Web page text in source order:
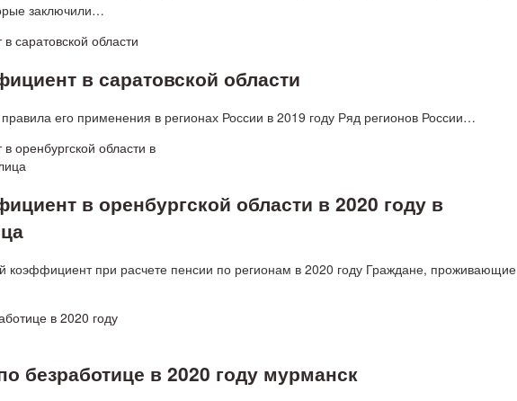
заключили…
в саратовской области
его применения в регионах России в 2019 году Ряд регионов России…
в оренбургской области в 2020 году в
коэффициент при расчете пенсии по регионам в 2020 году Граждане, проживающие
безработице в 2020 году мурманск